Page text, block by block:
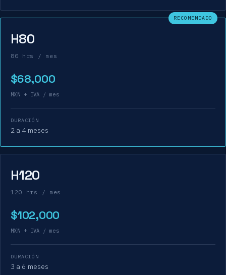
RECOMENDADO
H80
80 hrs / mes
$68,000
MXN + IVA / mes
DURACIÓN
2 a 4 meses
H120
120 hrs / mes
$102,000
MXN + IVA / mes
DURACIÓN
3 a 6 meses